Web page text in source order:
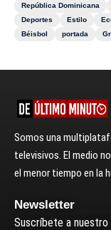
República Dominicana
Deportes
Estilo
Béisbol
portada
Somos una
televisivos. El medio
el menor tiempo en la
Newsletter
Suscríbete a